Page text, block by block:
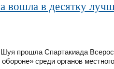
вошла в десятку
прошла Спартакиада
среди органов